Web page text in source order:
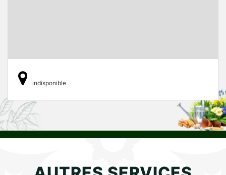
indisponible